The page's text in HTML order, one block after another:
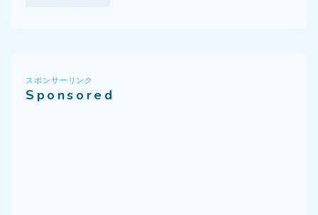
スポンサーリンク
Sponsored